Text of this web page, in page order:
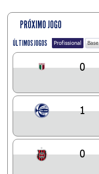
PRÓXIMO JOGO
ÚLTIMOS JOGOS Profissional Base
0
1
0